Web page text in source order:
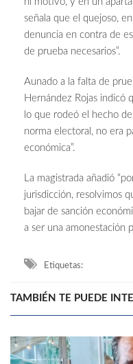
señala que el quejoso,
denuncia en contra de
de prueba necesarios”.
Aunado a la falta de
Hernández Rojas indicó
lo que rodeó el hecho
norma electoral, no era
económica”.
La magistrada añadió
jurisdicción, resolvimos
bajar de sanción
a ser una amonestación
Etiquetas:
TAMBIÉN TE PUEDE